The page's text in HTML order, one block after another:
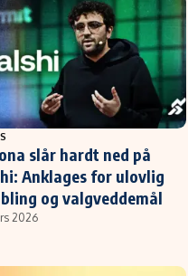
slår hardt ned på
Anklages for ulovlig
og valgveddemål
2026